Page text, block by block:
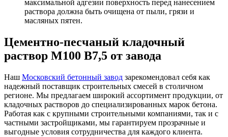
максимальной адгезии поверхность перед нанесением
раствора должна быть очищена от пыли, грязи и
масляных пятен.
Цементно-песчаный кладочный
раствор М100 B7,5 от завода
Наш Московский бетонный завод зарекомендовал себя как
надежный поставщик строительных смесей в столичном
регионе. Мы предлагаем широкий ассортимент продукции, от
кладочных растворов до специализированных марок бетона.
Работая как с крупными строительными компаниями, так и с
частными застройщиками, мы гарантируем прозрачные и
выгодные условия сотрудничества для каждого клиента.